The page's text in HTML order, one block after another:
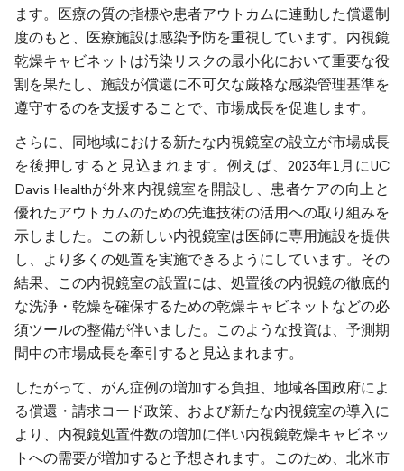
ます。医療の質の指標や患者アウトカムに連動した償還制
度のもと、医療施設は感染予防を重視しています。内視鏡
乾燥キャビネットは汚染リスクの最小化において重要な役
割を果たし、施設が償還に不可欠な厳格な感染管理基準を
遵守するのを支援することで、市場成長を促進します。
さらに、同地域における新たな内視鏡室の設立が市場成長
を後押しすると見込まれます。例えば、2023年1月にUC
Davis Healthが外来内視鏡室を開設し、患者ケアの向上と
優れたアウトカムのための先進技術の活用への取り組みを
示しました。この新しい内視鏡室は医師に専用施設を提供
し、より多くの処置を実施できるようにしています。その
結果、この内視鏡室の設置には、処置後の内視鏡の徹底的
な洗浄・乾燥を確保するための乾燥キャビネットなどの必
須ツールの整備が伴いました。このような投資は、予測期
間中の市場成長を牽引すると見込まれます。
したがって、がん症例の増加する負担、地域各国政府によ
る償還・請求コード政策、および新たな内視鏡室の導入に
より、内視鏡処置件数の増加に伴い内視鏡乾燥キャビネッ
トへの需要が増加すると予想されます。このため、北米市